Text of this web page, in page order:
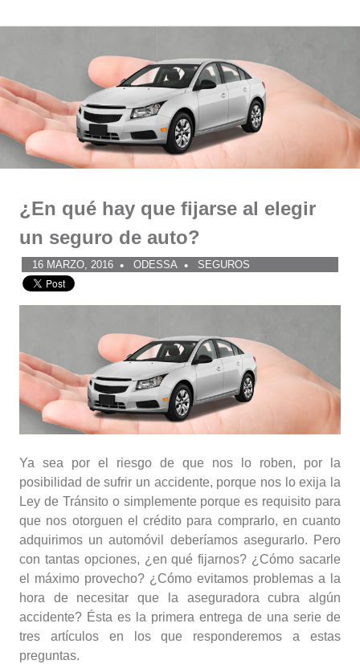
Comunidad
ODESSA
¿En qué hay que fijarse al elegir
un seguro de auto?
16 MARZO, 2016 ODESSA SEGUROS
Ya sea por el riesgo de que nos lo roben, por la
posibilidad de sufrir un accidente, porque nos lo exija la
Ley de Tránsito o simplemente porque es requisito para
que nos otorguen el crédito para comprarlo, en cuanto
adquirimos un automóvil deberíamos asegurarlo. Pero
con tantas opciones, ¿en qué fijarnos? ¿Cómo sacarle
el máximo provecho? ¿Cómo evitamos problemas a la
hora de necesitar que la aseguradora cubra algún
accidente? Ésta es la primera entrega de una serie de
tres artículos en los que responderemos a estas
preguntas.